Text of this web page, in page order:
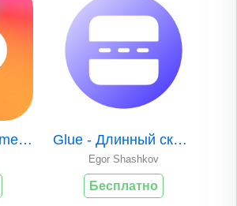
DeFocus: Awesome Blurry Photos Glue - Длинный скриншот
Egor Shashkov
Бесплатно